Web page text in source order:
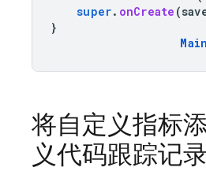
super. onCreate (
}
将自定义指标
义代码跟踪记